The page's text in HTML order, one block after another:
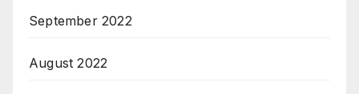
September 2022
August 2022